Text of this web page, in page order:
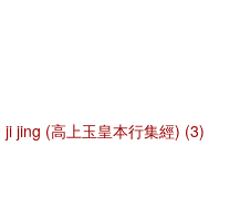
jing (高上玉皇本行集經) (3)